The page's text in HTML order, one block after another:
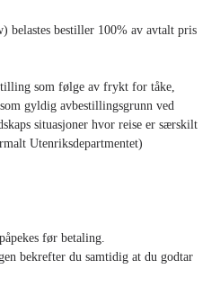
belastes bestiller 100% av avtalt pris
som følge av frykt for tåke,
gyldig avbestillingsgrunn ved
situasjoner hvor reise er særskilt
Utenriksdepartmentet)
før betaling.
bekrefter du samtidig at du godtar